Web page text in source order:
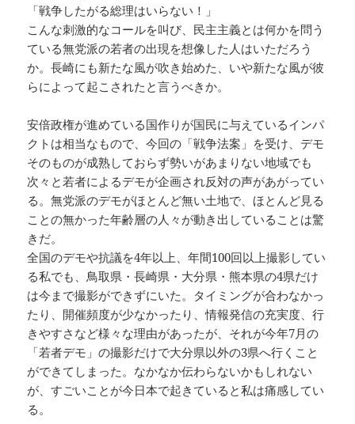
「戦争したがる総理はいらない！」
こんな刺激的なコールを叫び、民主主義とは何かを問う
ている無党派の若者の出現を想像した人はいただろう
か。長崎にも新たな風が吹き始めた、いや新たな風が彼
らによって起こされたと言うべきか。
安倍政権が進めている国作りが国民に与えているインパ
クトは相当なもので、今回の「戦争法案」を受け、デモ
そのものが成熟しておらず勢いがあまりない地域でも
次々と若者によるデモが企画され反対の声があがってい
る。無党派のデモがほとんど無い土地で、ほとんど見る
ことの無かった年齢層の人々が動き出していることは驚
きだ。
全国のデモや抗議を4年以上、年間100回以上撮影してい
る私でも、鳥取県・長崎県・大分県・熊本県の4県だけ
は今まで撮影ができずにいた。タイミングが合わなかっ
たり、開催頻度が少なかったり、情報発信の充実度、行
きやすさなど様々な理由があったが、それが今年7月の
「若者デモ」の撮影だけで大分県以外の3県へ行くこと
ができてしまった。なかなか伝わらないかもしれない
が、すごいことが今日本で起きていると私は痛感してい
る。